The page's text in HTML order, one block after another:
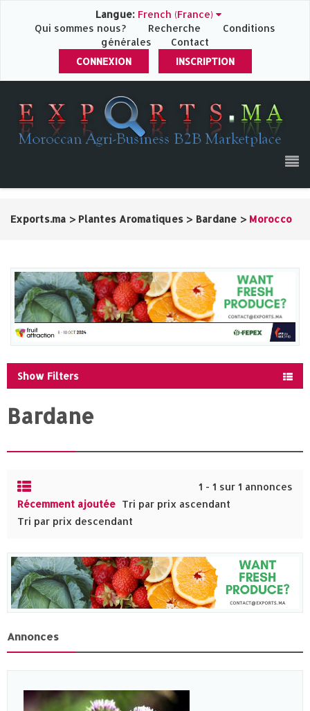
Langue: French (France)
Qui sommes nous?
Recherche
Conditions
générales
Contact
CONNEXION
INSCRIPTION
Exports.ma > Plantes Aromatiques > Bardane > Morocco
Show Filters
Bardane
1 - 1 sur 1 annonces
Récemment ajoutée Tri par prix ascendant
Tri par prix descendant
Annonces